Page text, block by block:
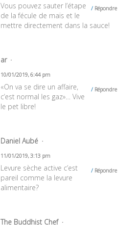
Répondre
Vous pouvez sauter l’étape
de la fécule de maïs et le
mettre directement dans la sauce!
ar
10/01/2019, 6:44 pm
Répondre
«On va se dire un affaire,
c’est normal les gaz»… Vive
le pet libre!
Daniel Aubé
11/01/2019, 3:13 pm
Répondre
Levure sèche active c’est
pareil comme la levure
alimentaire?
The Buddhist Chef